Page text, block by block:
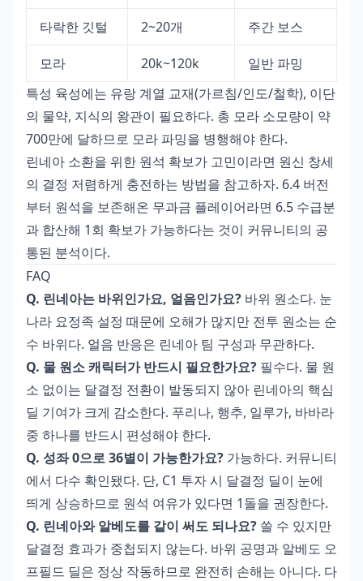
타락한 깃털 2~20개 주간 보스
모라 20k~120k
일반 파밍
특성 육성에는 유랑 계열 교재(가르침/인도/철학), 이단
의 물약, 지식의 왕관이 필요하다. 총 모라 소모량이 약
700만에 달하므로 모라 파밍을 병행해야 한다.
린네아 소환을 위한 원석 확보가 고민이라면 원신 창세
의 결정 저렴하게 충전하는 방법을 참고하자. 6.4 버전
부터 원석을 보존해온 무과금 플레이어라면 6.5 수급분
과 합산해 1회 확보가 가능하다는 것이 커뮤니티의 공
통된 분석이다.
FAQ
Q. 린네아는 바위인가요, 얼음인가요? 바위 원소다. 눈
나라 요정족 설정 때문에 오해가 많지만 전투 원소는 순
수 바위다. 얼음 반응은 린네아 팀 구성과 무관하다.
Q. 물 원소 캐릭터가 반드시 필요한가요? 필수다. 물 원
소 없이는 달결정 전환이 발동되지 않아 린네아의 핵심
딜 기여가 크게 감소한다. 푸리나, 행추, 일루가, 바바라
중 하나를 반드시 편성해야 한다.
Q. 성좌 0으로 36별이 가능한가요? 가능하다. 커뮤니티
에서 다수 확인됐다. 단, C1 투자 시 달결정 딜이 눈에
띄게 상승하므로 원석 여유가 있다면 1돌을 권장한다.
Q. 린네아와 알베도를 같이 써도 되나요? 쓸 수 있지만
달결정 효과가 중첩되지 않는다. 바위 공명과 알베도 오
프필드 딜은 정상 작동하므로 완전히 손해는 아니다. 다